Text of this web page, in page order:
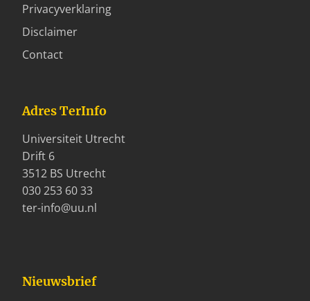
Privacyverklaring
Disclaimer
Contact
Adres TerInfo
Universiteit Utrecht
Drift 6
3512 BS Utrecht
030 253 60 33
ter-info@uu.nl
Nieuwsbrief